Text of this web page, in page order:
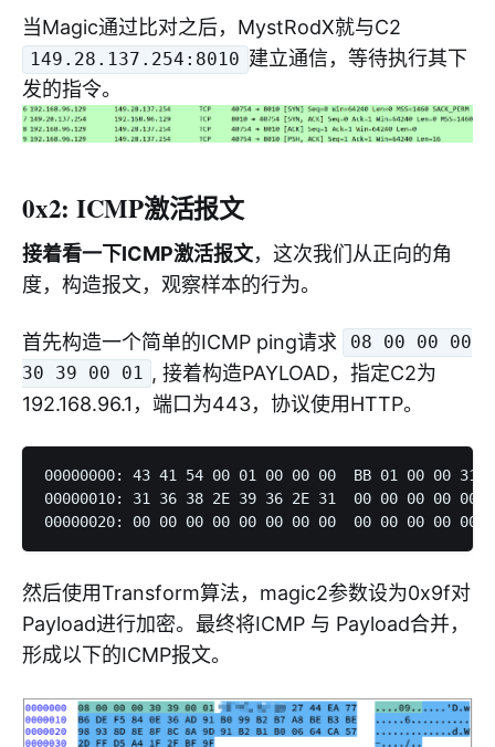
当Magic通过比对之后，MystRodX就与C2
149.28.137.254:8010 建立通信，等待执行其下
发的指令。
0x2: ICMP激活报文
接着看一下ICMP激活报文，这次我们从正向的角
度，构造报文，观察样本的行为。
首先构造一个简单的ICMP ping请求
08 00 00 00
30 39 00 01 , 接着构造PAYLOAD，指定C2为
192.168.96.1，端口为443，协议使用HTTP。
00000000: 43 41 54 00 01 00 00 00  BB 01 00 00
00000010: 31 36 38 2E 39 36 2E 31  00 00 00 00
然后使用Transform算法，magic2参数设为0x9f对
Payload进行加密。最终将ICMP 与 Payload合并，
形成以下的ICMP报文。